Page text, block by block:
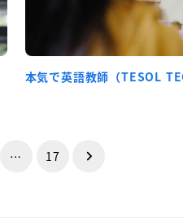
本気で英語教師（TESOL
… 17